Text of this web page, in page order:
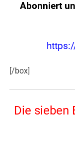
Abonniert
[/box]
Die sieben